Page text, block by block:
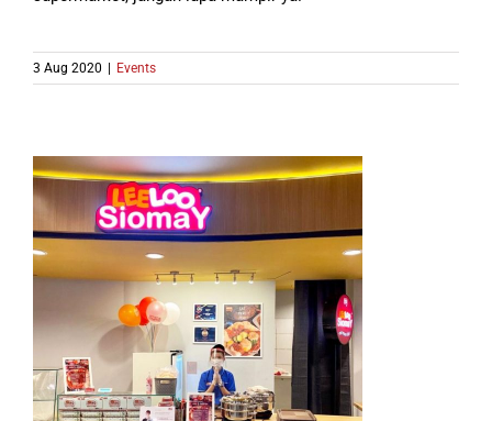
3 Aug 2020 Events